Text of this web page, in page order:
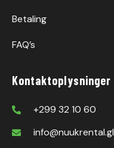
Betaling
FAQ’s
Kontaktoplysninger
+299 32 10 60
info@nuukrental.gl